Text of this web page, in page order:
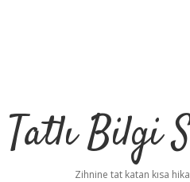
Tatlı Bilgi
Zihnine tat katan kısa